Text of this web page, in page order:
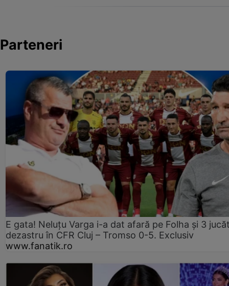
Parteneri
E gata! Neluțu Varga i-a dat afară pe Folha și 3
dezastru în CFR Cluj – Tromso 0-5. Exclusiv
www.fanatik.ro